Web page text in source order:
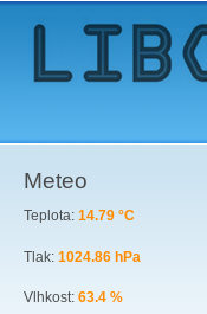
Meteo
Teplota: 14.79 °C
Tlak: 1024.86 hPa
Vlhkost: 63.4 %